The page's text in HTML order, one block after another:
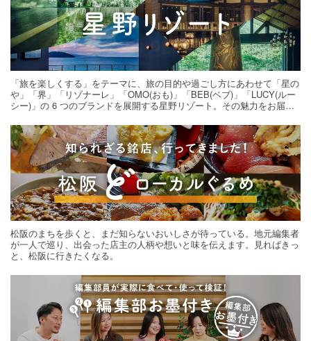
「旅を楽しくする」をテーマに、旅の目的や過ごし方にあわせて「星の
や」「界」「リゾナーレ」「OMO(おも)」「BEB(ベブ)」「LUCY(ルー
シー)」の 6 つのブランドを展開する星野リゾート。その魅力をお届け
松阪のまちを歩くと、まだ知らないおいしさが待っている。地元編集者
が一人で巡り、出会った店主の人柄や想いと味を伝えます。見ればきっ
と、松阪に行きたくなる。